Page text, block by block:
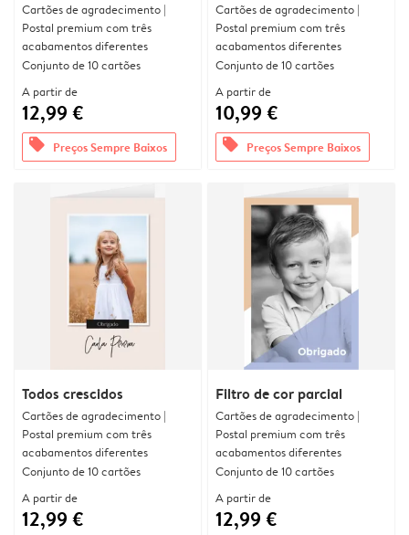
Cartões de agradecimento |
Postal premium com três
acabamentos diferentes
Conjunto de 10 cartões
A partir de
12,99 €
offers Preços Sempre Baixos
Cartões de agradecimento |
Postal premium com três
acabamentos diferentes
Conjunto de 10 cartões
A partir de
10,99 €
offers Preços Sempre Baixos
Todos crescidos
Cartões de agradecimento |
Postal premium com três
acabamentos diferentes
Conjunto de 10 cartões
A partir de
12,99 €
Filtro de cor parcial
Cartões de agradecimento |
Postal premium com três
acabamentos diferentes
Conjunto de 10 cartões
A partir de
12,99 €